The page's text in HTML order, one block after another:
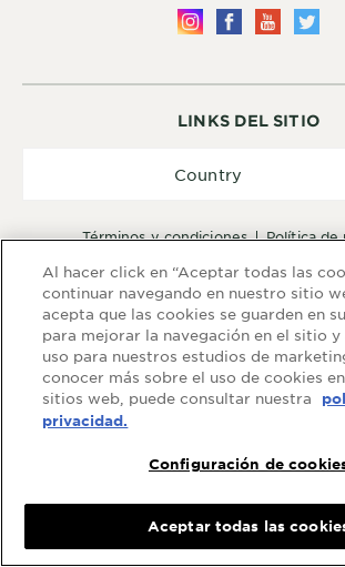
LINKS DEL SITIO
términos y condiciones
política
configuración de cookies
Country
Al hacer click en “Aceptar todas las
continuar navegando en nuestro sitio
acepta que las cookies se guarden en
para mejorar la navegación en el sitio y
uso para nuestros estudios de
conocer más sobre el uso de cookies
sitios web, puede consultar nuestra
privacidad.
Configuración de
Aceptar todas las